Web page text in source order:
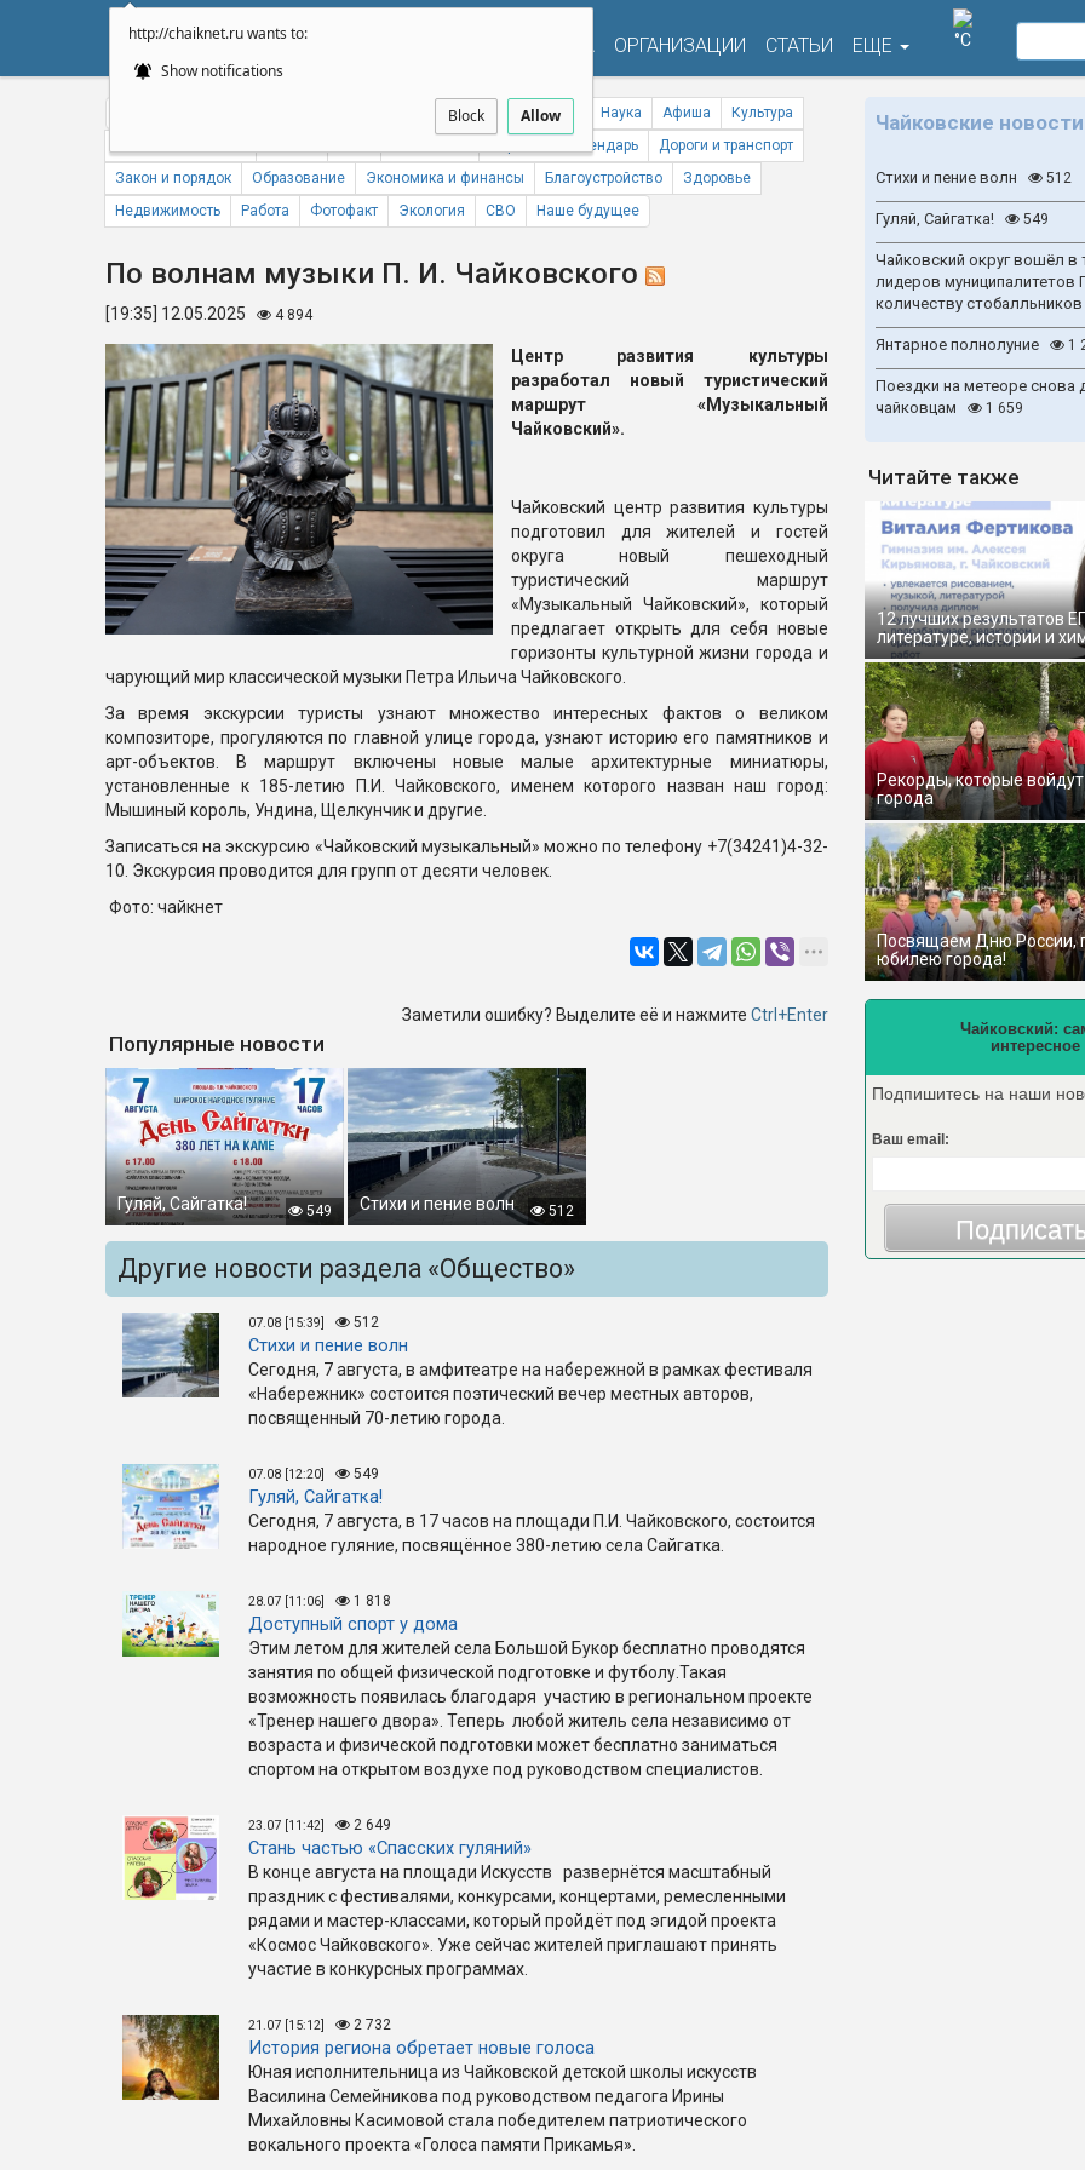
http://chaiknet.ru wants to:
Show notifications
Block Allow
АФИША ОРГАНИЗАЦИИ СТАТЬИ ЕЩЕ °C
Спорт Происшествия Наука Афиша
Культура
Народный календарь
Дороги и транспорт
Закон и порядок
Образование Экономика и финансы Благоустройство
Здоровье
Недвижимость
Работа Фотофакт Экология СВО Наше будущее
По волнам музыки П. И. Чайковского
[19:35] 12.05.2025 4 894
Центр развития культуры
разработал новый туристический
маршрут «Музыкальный
Чайковский».
Чайковский центр развития культуры
подготовил для жителей и гостей
округа новый пешеходный
туристический маршрут
«Музыкальный Чайковский», который
предлагает открыть для себя новые
горизонты культурной жизни города и
чарующий мир классической музыки Петра Ильича Чайковского.
За время экскурсии туристы узнают множество интересных фактов о великом
композиторе, прогуляются по главной улице города, узнают историю его памятников и
арт-объектов. В маршрут включены новые малые архитектурные миниатюры,
установленные к 185-летию П.И. Чайковского, именем которого назван наш город:
Мышиный король, Ундина, Щелкунчик и другие.
Записаться на экскурсию «Чайковский музыкальный» можно по телефону +7(34241)4-32-
10. Экскурсия проводится для групп от десяти человек.
Фото: чайкнет
Заметили ошибку? Выделите её и нажмите Ctrl+Enter
Популярные новости
Гуляй, Сайгатка! 549 Стихи и пение волн 512
Другие новости раздела «Общество»
07.08 [15:39] 512
Стихи и пение волн
Сегодня, 7 августа, в амфитеатре на набережной в рамках фестиваля
«Набережник» состоится поэтический вечер местных авторов,
посвященный 70-летию города.
07.08 [12:20] 549
Гуляй, Сайгатка!
Сегодня, 7 августа, в 17 часов на площади П.И. Чайковского, состоится
народное гуляние, посвящённое 380-летию села Сайгатка.
28.07 [11:06] 1 818
Доступный спорт у дома
Этим летом для жителей села Большой Букор бесплатно проводятся
занятия по общей физической подготовке и футболу.Такая
возможность появилась благодаря участию в региональном проекте
«Тренер нашего двора». Теперь любой житель села независимо от
возраста и физической подготовки может бесплатно заниматься
спортом на открытом воздухе под руководством специалистов.
23.07 [11:42] 2 649
Стань частью «Спасских гуляний»
В конце августа на площади Искусств развернётся масштабный
праздник с фестивалями, конкурсами, концертами, ремесленными
рядами и мастер-классами, который пройдёт под эгидой проекта
«Космос Чайковского». Уже сейчас жителей приглашают принять
участие в конкурсных программах.
21.07 [15:12] 2 732
История региона обретает новые голоса
Юная исполнительница из Чайковской детской школы искусств
Василина Семейникова под руководством педагога Ирины
Михайловны Касимовой стала победителем патриотического
вокального проекта «Голоса памяти Прикамья».
Чайковские новости
Стихи и пение волн 512
Гуляй, Сайгатка! 549
Чайковский округ вошёл в
лидеров муниципалитетов
количеству
Янтарное полнолуние 1
Поездки на метеоре снова
чайковцам
1 659
Читайте также
12 лучших результатов
литературе, истории и
Рекорды, которые
города
Посвящаем Дню России,
юбилею города!
Чайковский:
интересное
Подпишитесь на наши
Ваш email: